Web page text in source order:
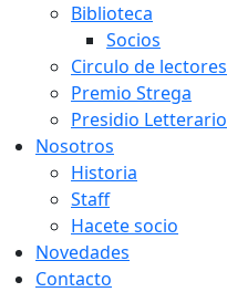
Biblioteca
Socios
Circulo de lectores
Premio Strega
Presidio Letterario
Nosotros
Historia
Staff
Hacete socio
Novedades
Contacto